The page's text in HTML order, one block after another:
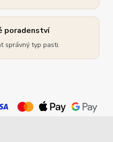
poradenství
správný typ pasti.